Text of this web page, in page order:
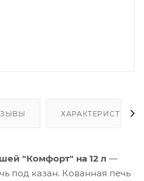
ХАРАКТЕРИСТИКИ
"Комфорт" на 12 л —
под казан. Кованная печь